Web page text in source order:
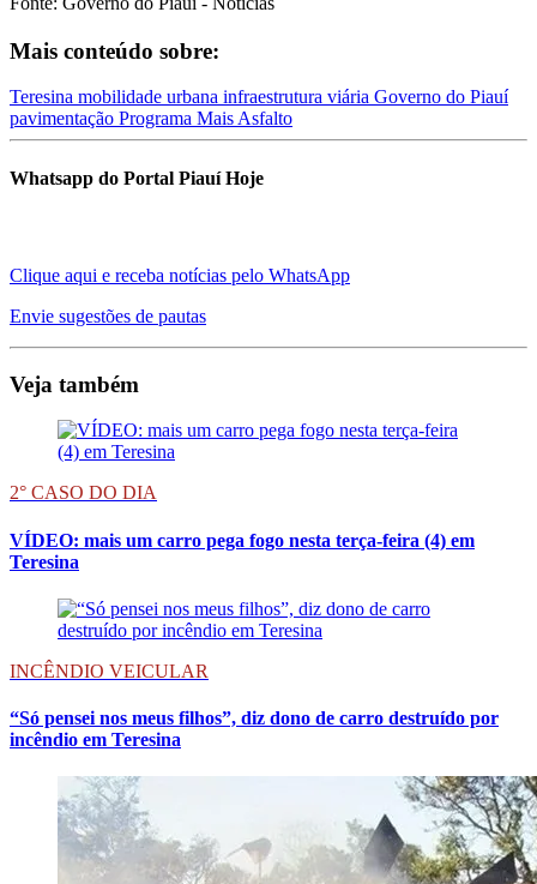
Mais conteúdo sobre:
Teresina mobilidade urbana infraestrutura viária Governo do Piauí
pavimentação Programa Mais Asfalto
Whatsapp do Portal Piauí Hoje
Clique aqui e receba notícias pelo WhatsApp
Envie sugestões de pautas
Veja também
2° CASO DO DIA
VÍDEO: mais um carro pega fogo nesta terça-feira (4) em
Teresina
INCÊNDIO VEICULAR
“Só pensei nos meus filhos”, diz dono de carro destruído por
incêndio em Teresina